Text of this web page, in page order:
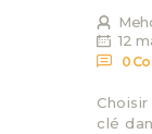
12
0
clé